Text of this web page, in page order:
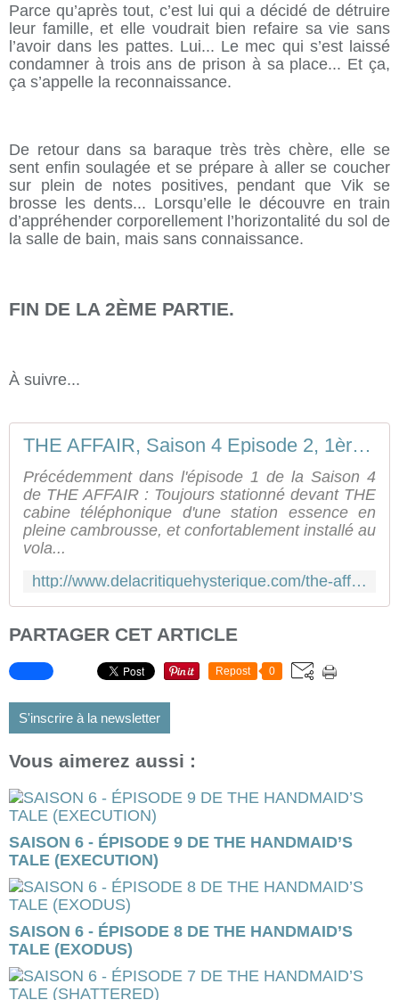
Parce qu’après tout, c’est lui qui a décidé de détruire
leur famille, et elle voudrait bien refaire sa vie sans
l’avoir dans les pattes. Lui... Le mec qui s’est laissé
condamner à trois ans de prison à sa place... Et ça,
ça s’appelle la reconnaissance.
De retour dans sa baraque très très chère, elle se
sent enfin soulagée et se prépare à aller se coucher
sur plein de notes positives, pendant que Vik se
brosse les dents... Lorsqu’elle le découvre en train
d’appréhender corporellement l’horizontalité du sol de
la salle de bain, mais sans connaissance.
FIN DE LA 2ÈME PARTIE.
À suivre...
THE AFFAIR, Saison 4 Episode 2, 1ère partie [résumé]
Précédemment dans l'épisode 1 de la Saison 4
de THE AFFAIR : Toujours stationné devant THE
cabine téléphonique d'une station essence en
pleine cambrousse, et confortablement installé au
vola...
http://www.delacritiquehysterique.com/the-affair-saison-4-episode-2-1ere-partie-resume
PARTAGER CET ARTICLE
Repost 0
S'inscrire à la newsletter
Vous aimerez aussi :
SAISON 6 - ÉPISODE 9 DE THE HANDMAID’S
TALE (EXECUTION)
SAISON 6 - ÉPISODE 8 DE THE HANDMAID’S
TALE (EXODUS)